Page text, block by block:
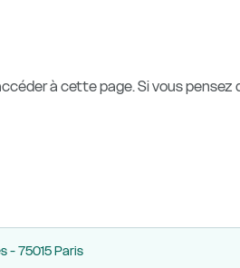
à cette page. Si vous pensez
- 75015 Paris